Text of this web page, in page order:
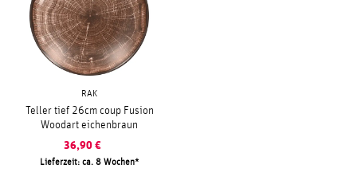
RAK
Teller tief 26cm coup Fusion
Woodart eichenbraun
36,90 €
Lieferzeit: ca. 8 Wochen